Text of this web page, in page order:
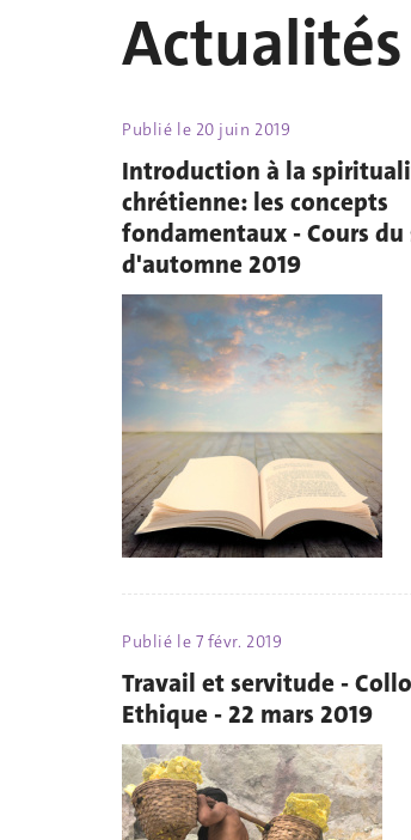
Publié le 20 juin 2019
Introduction à la
chrétienne: les concepts
fondamentaux - Cours du
d'automne 2019
Publié le 7 févr. 2019
Travail et servitude -
Ethique - 22 mars 2019